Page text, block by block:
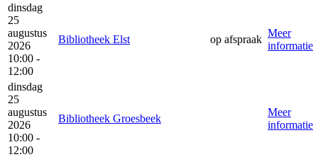
dinsdag
25
augustus
2026
10:00 -
12:00
Bibliotheek Elst op afspraak
Meer
informatie
dinsdag
25
augustus
2026
10:00 -
12:00
Bibliotheek Groesbeek
Meer
informatie